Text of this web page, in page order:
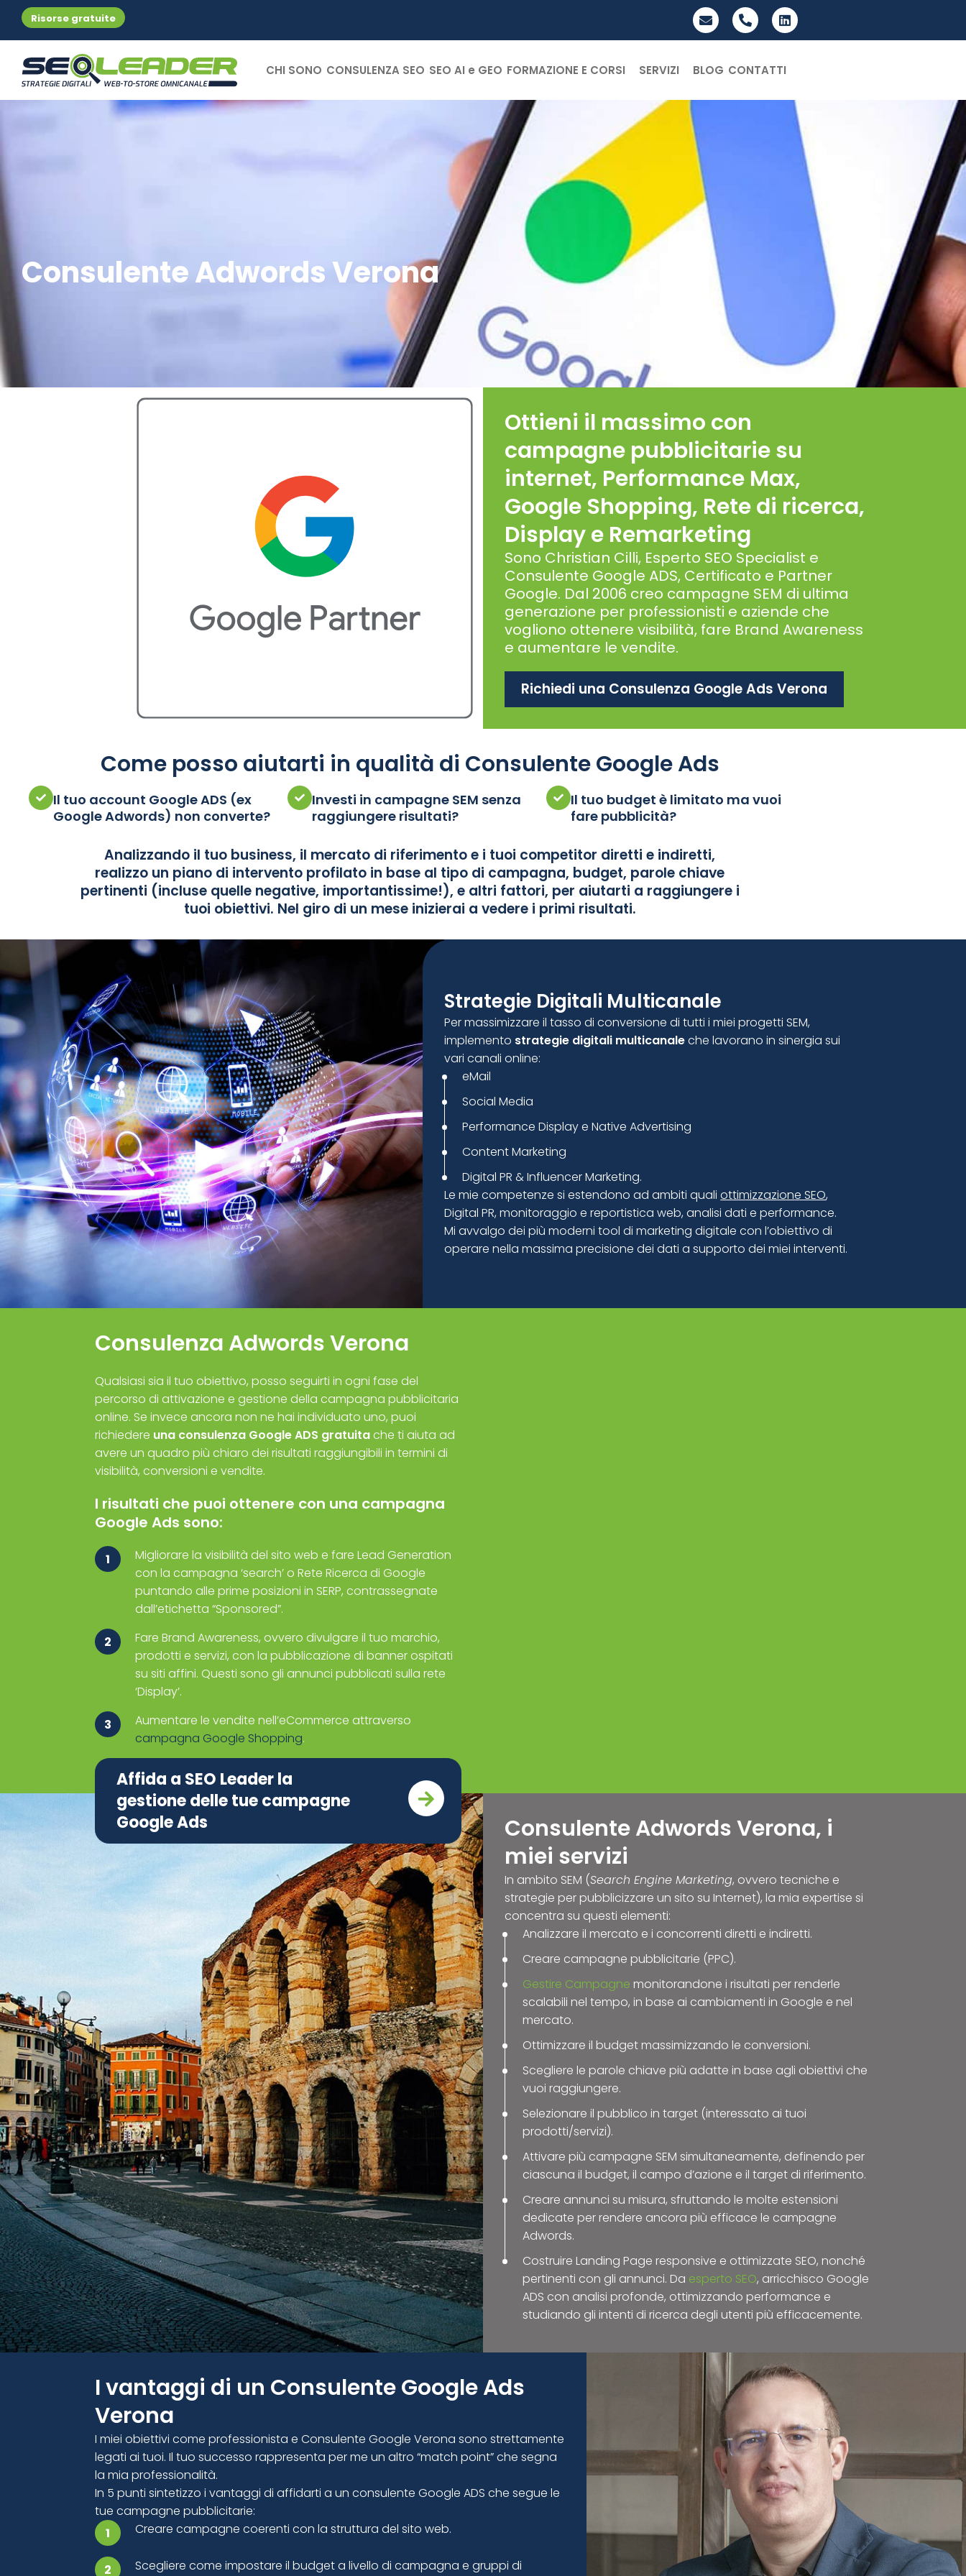
Risorse gratuite
CHI SONO CONSULENZA SEO SEO AI e GEO FORMAZIONE E CORSI SERVIZI BLOG CONTATTI
Consulente Adwords Verona
Ottieni il massimo con
campagne pubblicitarie su
internet, Performance Max,
Google Shopping, Rete di ricerca,
Display e Remarketing
Sono Christian Cilli, Esperto SEO Specialist e
Consulente Google ADS, Certificato e Partner
Google. Dal 2006 creo campagne SEM di ultima
generazione per professionisti e aziende che
vogliono ottenere visibilità, fare Brand Awareness
e aumentare le vendite.
Richiedi una Consulenza Google Ads Verona
Come posso aiutarti in qualità di Consulente Google Ads
Il tuo account Google ADS (ex
Google Adwords) non converte?
Investi in campagne SEM senza
raggiungere risultati?
Il tuo budget è limitato ma vuoi
fare pubblicità?
Analizzando il tuo business, il mercato di riferimento e i tuoi competitor diretti e indiretti,
realizzo un piano di intervento profilato in base al tipo di campagna, budget, parole chiave
pertinenti (incluse quelle negative, importantissime!), e altri fattori, per aiutarti a raggiungere i
tuoi obiettivi. Nel giro di un mese inizierai a vedere i primi risultati.
Strategie Digitali Multicanale
Per massimizzare il tasso di conversione di tutti i miei progetti SEM,
implemento strategie digitali multicanaleche lavorano in sinergia sui
vari canali online:
eMail
Social Media
Performance Display e Native Advertising
Content Marketing
Digital PR & Influencer Marketing.
Le mie competenze si estendono ad ambiti qualiottimizzazione SEO,
Digital PR, monitoraggio e reportistica web, analisi dati e performance.
Mi avvalgo dei più moderni tool di marketing digitale con l’obiettivo di
operare nella massima precisione dei dati a supporto dei miei interventi.
Consulenza Adwords Verona
Qualsiasi sia il tuo obiettivo, posso seguirti in ogni fase del
percorso di attivazione e gestione della campagna pubblicitaria
online. Se invece ancora non ne hai individuato uno, puoi
richiedere una consulenza Google ADS gratuitache ti aiuta ad
avere un quadro più chiaro dei risultati raggiungibili in termini di
visibilità, conversioni e vendite.
I risultati che puoi ottenere con una campagna
Google Ads sono:
1
Migliorare la visibilità del sito web e fare Lead Generation
con la campagna ‘search’ o Rete Ricerca di Google
puntando alle prime posizioni in SERP, contrassegnate
dall’etichetta “Sponsored”.
2
Fare Brand Awareness, ovvero divulgare il tuo marchio,
prodotti e servizi, con la pubblicazione di banner ospitati
su siti affini. Questi sono gli annunci pubblicati sulla rete
‘Display’.
3
Aumentare le vendite nell’eCommerce attraverso
campagna Google Shopping.
Affida a SEO Leader la
gestione delle tue campagne
Google Ads
Consulente Adwords Verona, i
miei servizi
In ambito SEM (Search Engine Marketing, ovvero tecniche e
strategie per pubblicizzare un sito su Internet), la mia expertise si
concentra su questi elementi:
Analizzare il mercato e i concorrenti diretti e indiretti.
Creare campagne pubblicitarie (PPC).
Gestire Campagne monitorandone i risultati per renderle
scalabili nel tempo, in base ai cambiamenti in Google e nel
mercato.
Ottimizzare il budget massimizzando le conversioni.
Scegliere le parole chiave più adatte in base agli obiettivi che
vuoi raggiungere.
Selezionare il pubblico in target (interessato ai tuoi
prodotti/servizi).
Attivare più campagne SEM simultaneamente, definendo per
ciascuna il budget, il campo d’azione e il target di riferimento.
Creare annunci su misura, sfruttando le molte estensioni
dedicate per rendere ancora più efficace le campagne
Adwords.
Costruire Landing Page responsive e ottimizzate SEO, nonché
pertinenti con gli annunci. Da esperto SEO, arricchisco Google
ADS con analisi profonde, ottimizzando performance e
studiando gli intenti di ricerca degli utenti più efficacemente.
I vantaggi di un Consulente Google Ads
Verona
I miei obiettivi come professionista e Consulente Google Verona sono strettamente
legati ai tuoi. Il tuo successo rappresenta per me un altro “match point” che segna
la mia professionalità.
In 5 punti sintetizzo i vantaggi di affidarti a un consulente Google ADS che segue le
tue campagne pubblicitarie:
1
Creare campagne coerenti con la struttura del sito web.
2
Scegliere come impostare il budget a livello di campagna e gruppi di